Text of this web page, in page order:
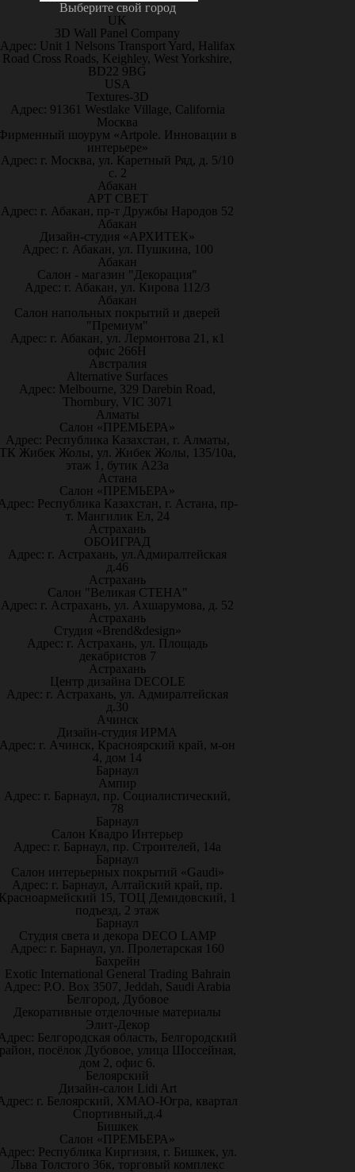
Выберите свой город
UK
3D Wall Panel Company
Адрес: Unit 1 Nelsons Transport Yard, Halifax
Road Cross Roads, Keighley, West Yorkshire,
BD22 9BG
USA
Textures-3D
Адрес: 91361 Westlake Village, California
Москва
шоурум «Artpole. Инновации в
интерьере»
Адрес: г. Москва, ул. Каретный Ряд, д. 5/10
с. 2
Абакан
АРТ СВЕТ
Адрес: г. Абакан, пр-т Дружбы Народов 52
Абакан
Дизайн-студия «АРХИТЕК»
Адрес: г. Абакан, ул. Пушкина, 100
Абакан
Салон - магазин "Декорация"
Адрес: г. Абакан, ул. Кирова 112/3
Абакан
Салон напольных покрытий и дверей
"Премиум"
Адрес: г. Абакан, ул. Лермонтова 21, к1
офис 266Н
Австралия
Alternative Surfaces
Адрес: Melbourne, 329 Darebin Road,
Thornbury, VIC 3071
Алматы
Салон «ПРЕМЬЕРА»
Адрес: Республика Казахстан, г. Алматы,
Жибек Жолы, ул. Жибек Жолы, 135/10а,
этаж 1, бутик А23а
Астана
Салон «ПРЕМЬЕРА»
Республика Казахстан, г. Астана, пр-
т. Мангилик Ел, 24
Астрахань
ОБОИГРАД
Адрес: г. Астрахань, ул.Адмиралтейская
д.46
Астрахань
Салон "Великая СТЕНА"
Адрес: г. Астрахань, ул. Ахшарумова, д. 52
Астрахань
Студия «Brend&design»
Адрес: г. Астрахань, ул. Площадь
декабристов 7
Астрахань
Центр дизайна DECOLE
Адрес: г. Астрахань, ул. Адмиралтейская
д.30
Ачинск
Дизайн-студия ИРМА
Адрес: г. Ачинск, Красноярский край, м-он
4, дом 14
Барнаул
Ампир
Адрес: г. Барнаул, пр. Социалистический,
78
Барнаул
Салон Квадро Интерьер
Адрес: г. Барнаул, пр. Строителей, 14а
Барнаул
Салон интерьерных покрытий «Gaudi»
Адрес: г. Барнаул, Алтайский край, пр.
15, ТОЦ Демидовский, 1
подъезд, 2 этаж
Барнаул
Студия света и декора DECO LAMP
Адрес: г. Барнаул, ул. Пролетарская 160
Бахрейн
Exotic International General Trading Bahrain
Адрес: P.O. Box 3507, Jeddah, Saudi Arabia
Белгород, Дубовое
Декоративные отделочные материалы
Элит-Декор
Белгородская область, Белгородский
посёлок Дубовое, улица Шоссейная,
дом 2, офис 6.
Белоярский
Дизайн-салон Lidi Art
г. Белоярский, ХМАО-Югра, квартал
Спортивный,д.4
Бишкек
Салон «ПРЕМЬЕРА»
Республика Киргизия, г. Бишкек, ул.
Льва Толстого 36к, торговый комплекс